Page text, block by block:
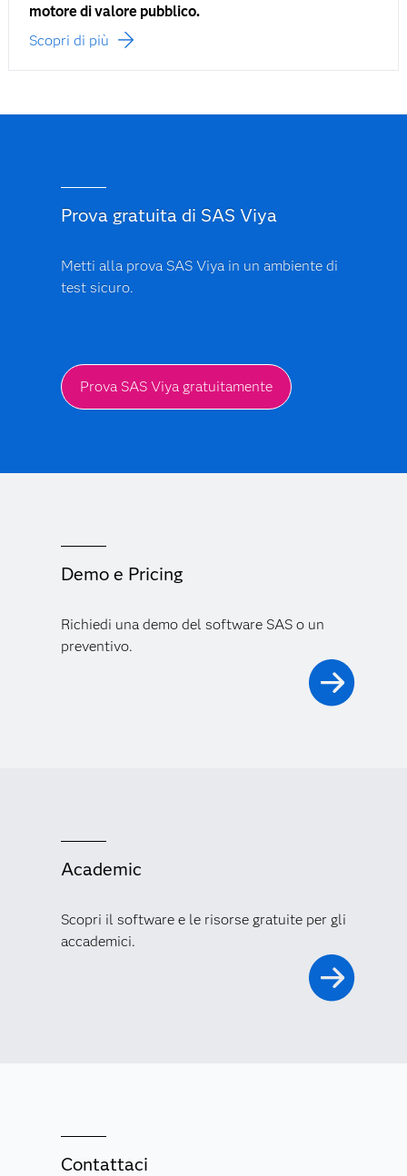
motore di valore pubblico.
Scopri di più
Prova gratuita di SAS Viya
Metti alla prova SAS Viya in un ambiente di
test sicuro.
Prova SAS Viya gratuitamente
Demo e Pricing
Richiedi una demo del software SAS o un
preventivo.
Academic
Scopri il software e le risorse gratuite per gli
accademici.
Contattaci